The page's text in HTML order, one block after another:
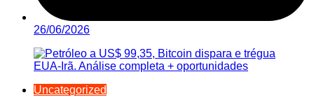
26/06/2026
Uncategorized